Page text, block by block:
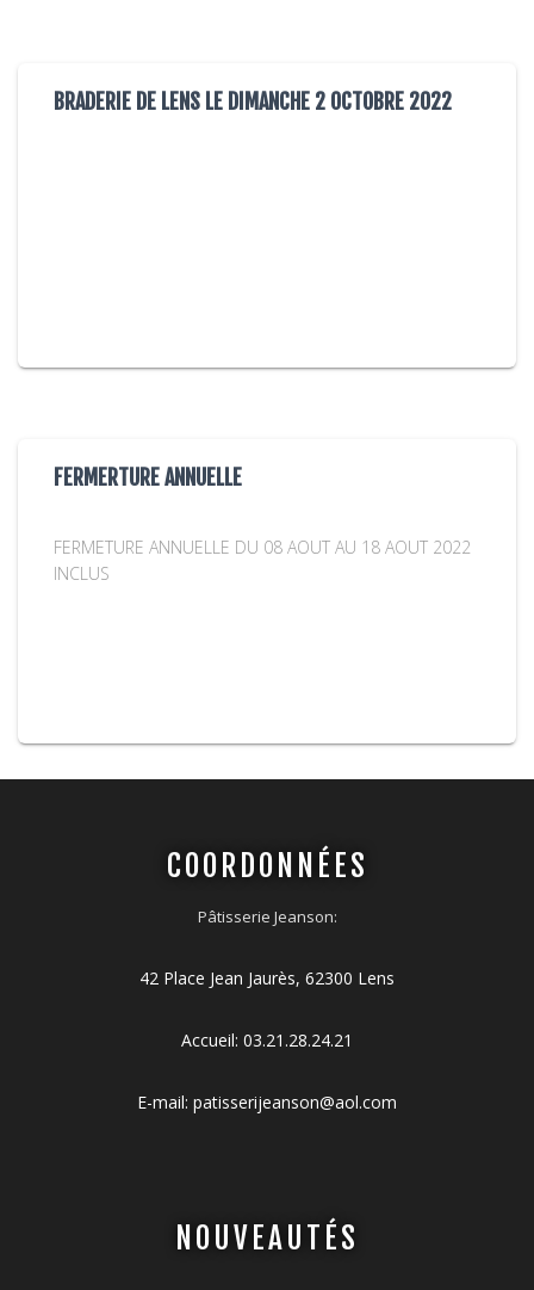
BRADERIE DE LENS LE DIMANCHE 2 OCTOBRE 2022
FERMERTURE ANNUELLE
FERMETURE ANNUELLE DU 08 AOUT AU 18 AOUT 2022
INCLUS
COORDONNÉES
Pâtisserie Jeanson:
42 Place Jean Jaurès, 62300 Lens
Accueil: 03.21.28.24.21
E-mail: patisserijeanson@aol.com
NOUVEAUTÉS